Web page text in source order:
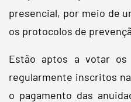
presencial, por meio de
os protocolos de
Estão aptos a votar os
regularmente inscritos
o pagamento das